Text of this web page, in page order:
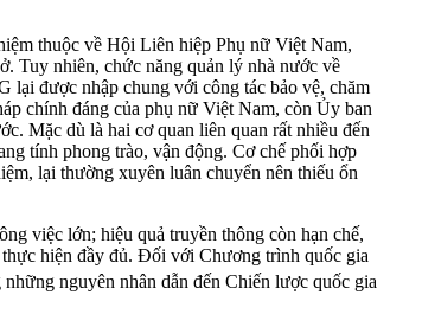
thuộc về Hội Liên hiệp Phụ nữ Việt Nam,
Tuy nhiên, chức năng quản lý nhà nước về
được nhập chung với công tác bảo vệ, chăm
chính đáng của phụ nữ Việt Nam, còn Ủy ban
Mặc dù là hai cơ quan liên quan rất nhiều đến
tính phong trào, vận động. Cơ chế phối hợp
lại thường xuyên luân chuyển nên thiếu ổn
việc lớn; hiệu quả truyền thông còn hạn chế,
hiện đầy đủ. Đối với Chương trình quốc gia
nguyên nhân dẫn đến Chiến lược quốc gia